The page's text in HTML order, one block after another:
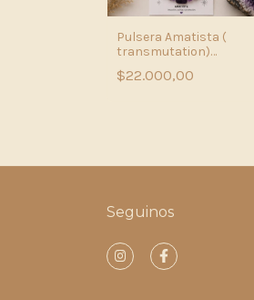
Pulsera Amatista (
transmutation)
$22.000,00
Seguinos